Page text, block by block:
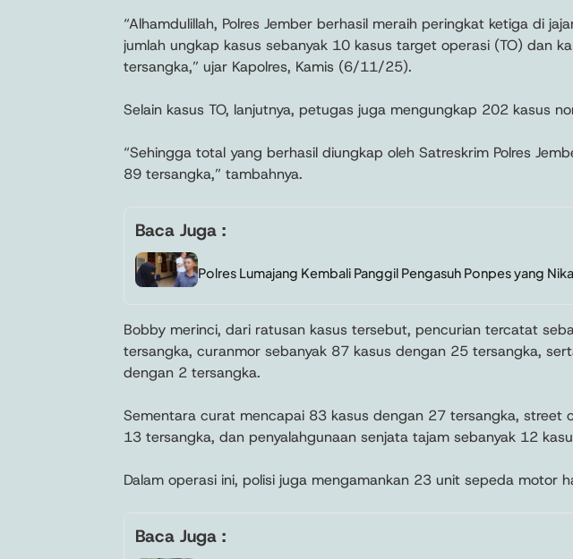
“Alhamdulillah, Polres Jember berhasil meraih peringkat ketiga di
jumlah ungkap kasus sebanyak 10 kasus target operasi (TO) dan
tersangka,” ujar Kapolres, Kamis (6/11/25).
Selain kasus TO, lanjutnya, petugas juga mengungkap 202 kasus
“Sehingga total yang berhasil diungkap oleh Satreskrim Polres
89 tersangka,” tambahnya.
Baca Juga :
Polres Lumajang Kembali Panggil Pengasuh Ponpes yang
Bobby merinci, dari ratusan kasus tersebut, pencurian tercatat
tersangka, curanmor sebanyak 87 kasus dengan 25 tersangka,
dengan 2 tersangka.
Sementara curat mencapai 83 kasus dengan 27 tersangka, street
13 tersangka, dan penyalahgunaan senjata tajam sebanyak 12
Dalam operasi ini, polisi juga mengamankan 23 unit sepeda motor
Baca Juga :